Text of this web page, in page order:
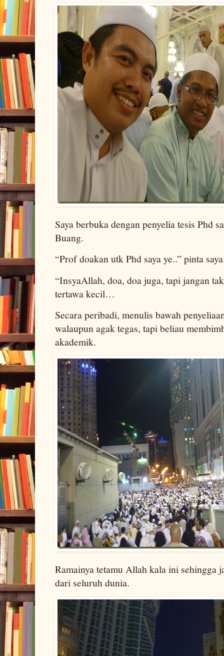
Saya berbuka dengan penyelia tesis Phd
Buang.
“Prof doakan utk Phd saya ye..” pinta
“InsyaAllah, doa, doa juga, tapi jangan
tertawa kecil…
Secara peribadi, menulis bawah
walaupun agak tegas, tapi beliau
akademik.
Ramainya tetamu Allah kala ini sehingga
dari seluruh dunia.